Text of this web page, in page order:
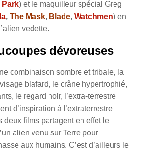
Park) et le maquilleur spécial Greg
, The Mask, Blade, Watchmen) en
vedette.
dévoreuses
combinaison sombre et tribale, la
blafard, le crâne hypertrophié,
le regard noir, l’extra-terrestre
d’inspiration à l’extraterrestre
deux films partagent en effet le
alien venu sur Terre pour
aux humains. C’est d’ailleurs le